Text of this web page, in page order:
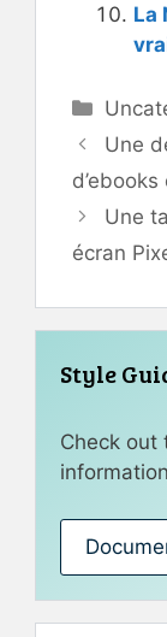
La
Une
Une
écran
Style
Check out